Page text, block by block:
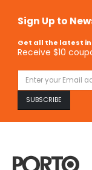
Sign Up to
Get all the latest
Receive $10